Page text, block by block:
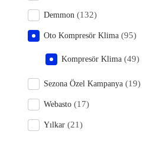
Demmon (132)
Oto Kompresör Klima (95)
Kompresör Klima (49)
Sezona Özel Kampanya (19)
Webasto (17)
Yılkar (21)